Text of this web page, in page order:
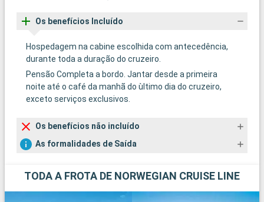
Os benefícios Incluído
Hospedagem na cabine escolhida com antecedência,
durante toda a duração do cruzeiro.
Pensão Completa a bordo. Jantar desde a primeira
noite até o café da manhã do ùltimo dia do cruzeiro,
exceto serviços exclusivos.
Os benefícios não incluído
As formalidades de Saída
TODA A FROTA DE NORWEGIAN CRUISE LINE